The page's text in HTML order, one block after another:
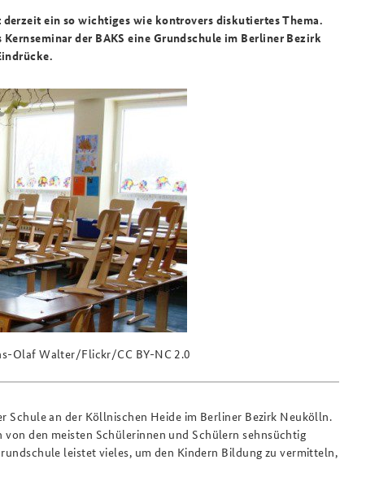
ein so wichtiges wie kontrovers diskutiertes Thema.
der BAKS eine Grundschule im Berliner Bezirk
Olaf Walter/Flickr/CC BY-NC 2.0
Schule an der Köllnischen Heide im Berliner Bezirk Neukölln.
den meisten Schülerinnen und Schülern sehnsüchtig
leistet vieles, um den Kindern Bildung zu vermitteln,